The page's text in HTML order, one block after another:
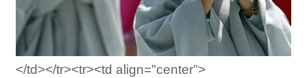
</td></tr><tr><td align="center">